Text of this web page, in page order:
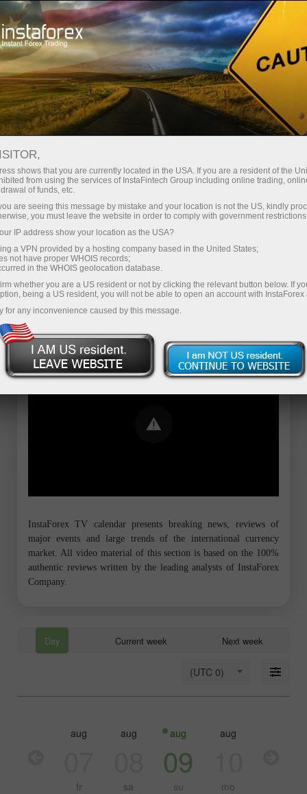
For Traders Forex Analytics
InstaForex TV
Forex calendar
Trader’s calendar on March 28: Any
winners in Trump’s tariff game? (sp)
Abra una cuenta de operaciones
Abra una cuenta demo
Error loading YouTube: Video could not
be played
InstaForex TV calendar presents breaking news, reviews of
major events and large trends of the international currency
market. All video material of this section is based on the 100%
authentic reviews written by the leading analysts of InstaForex
Company.
Day Current week Next week
(UTC 0)
aug
fr
aug
sa
aug
09
su
aug
mo
shows that you are currently located in the USA. If you are a resident of the
from using the services of InstaFintech Group including online trading,
of funds, etc.
are seeing this message by mistake and your location is not the US, kindly
you must leave the website in order to comply with government
IP address show your location as the USA?
a VPN provided by a hosting company based in the United States;
not have proper WHOIS records;
in the WHOIS geolocation database.
whether you are a US resident or not by clicking the relevant button below. If
being a US resident, you will not be able to open an account with InstaForex
for any inconvenience caused by this message.